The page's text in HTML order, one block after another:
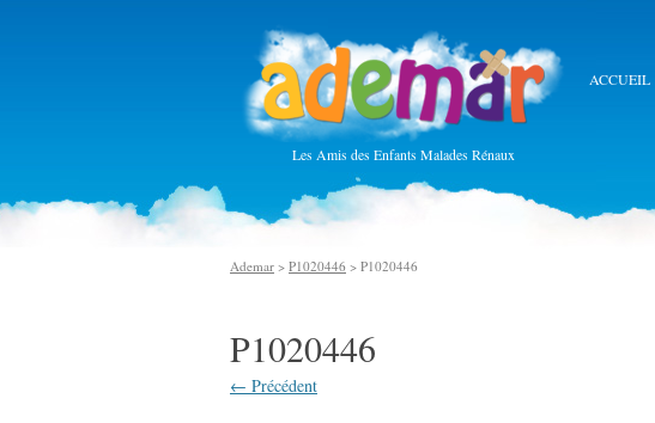
Les Amis des Enfants Malades Rénaux
ACCUEIL
Ademar > P1020446 > P1020446
P1020446
← Précédent